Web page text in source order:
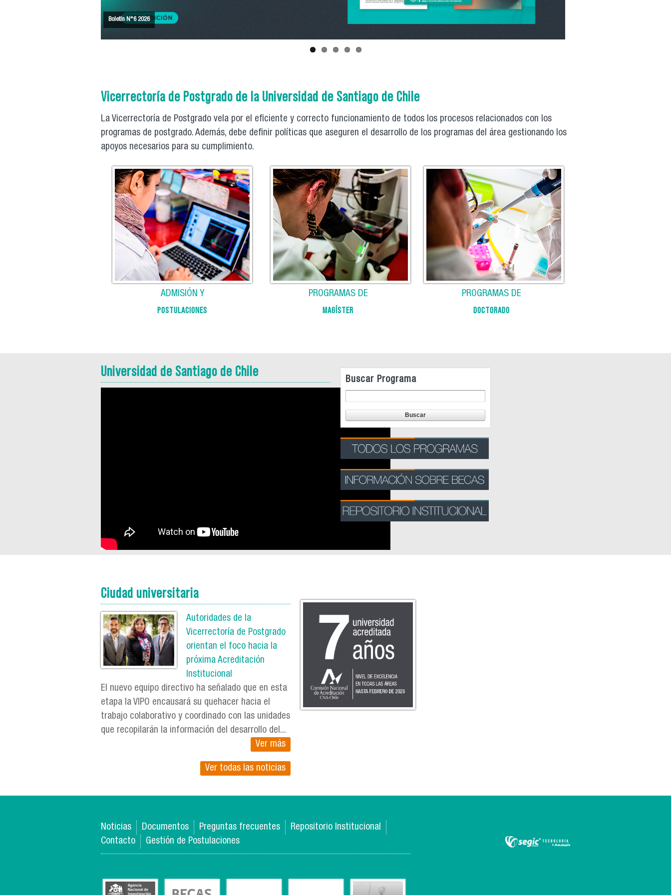
Boletín N°6 2026
Becas Arancel Segundo Semestre 2026
Vicerrectoría de Postgrado de la Universidad de Santiago de Chile
La Vicerrectoría de Postgrado vela por el eficiente y correcto funcionamiento de todos los procesos relacionados con los
programas de postgrado. Además, debe definir políticas que aseguren el desarrollo de los programas del área gestionando los
apoyos necesarios para su cumplimiento.
ADMISIÓN Y
POSTULACIONES
PROGRAMAS DE
MAGÍSTER
PROGRAMAS DE
DOCTORADO
Universidad de Santiago de Chile
Buscar Programa
Ciudad universitaria
Autoridades de la
Vicerrectoría de Postgrado
orientan el foco hacia la
próxima Acreditación
Institucional
El nuevo equipo directivo ha señalado que en esta
etapa la VIPO encausará su quehacer hacia el
trabajo colaborativo y coordinado con las unidades
que recopilarán la información del desarrollo del...
Ver más
Ver todas las noticias
Noticias Documentos Preguntas frecuentes
Repositorio Institucional
Contacto
Gestión de Postulaciones